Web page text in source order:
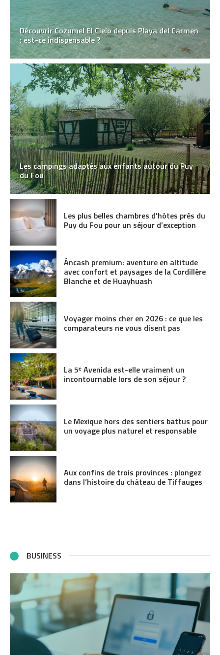
Découvrir Cozumel El Cielo depuis Playa del Carmen
: est-ce indispensable ?
Les campings adaptés aux enfants autour du Puy
du Fou
Les plus belles chambres d’hôtes près du
Puy du Fou pour un séjour d’exception
Áncash premium: aventure en altitude
avec confort et paysages de la Cordillère
Blanche et de Huayhuash
Voyager moins cher en 2026 : ce que les
comparateurs ne vous disent pas
La 5ᵉ Avenida est-elle vraiment un
incontournable lors de son séjour ?
Le Mexique hors des sentiers battus pour
un voyage plus naturel et responsable
Aux confins de trois provinces : plongez
dans l’histoire du château de Tiffauges
BUSINESS